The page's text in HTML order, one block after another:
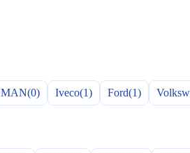
MAN(0) Iveco(1) Ford(1)